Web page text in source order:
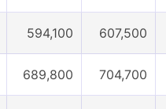
594,100 607,500
689,800 704,700